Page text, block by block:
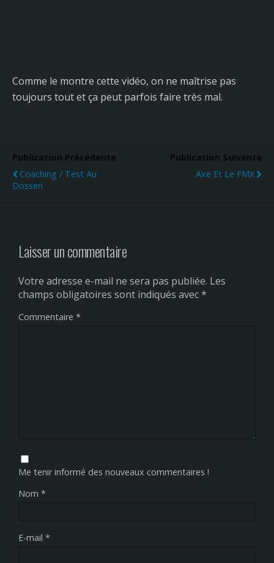
Comme le montre cette vidéo, on ne maîtrise pas
toujours tout et ça peut parfois faire très mal.
Publication Précédente
Coaching / Test Au
Dossen
Publication Suivante
Axe Et Le FMX
Laisser un commentaire
Votre adresse e-mail ne sera pas publiée. Les
champs obligatoires sont indiqués avec*
Commentaire *
Me tenir informé des nouveaux commentaires !
Nom *
E-mail *